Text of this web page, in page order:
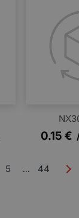
0.15 €
5 ... 44